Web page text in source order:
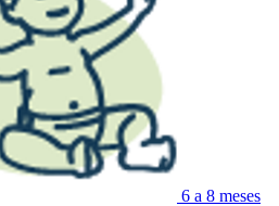
6 a 8 meses